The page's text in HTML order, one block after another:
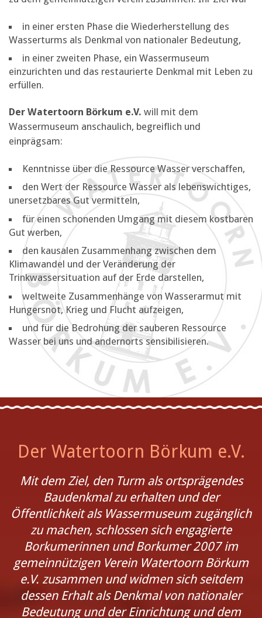
in einer ersten Phase die Wiederherstellung des
Wasserturms als Denkmal von nationaler Bedeutung,
in einer zweiten Phase, ein Wassermuseum
einzurichten und das restaurierte Denkmal mit Leben zu
erfüllen.
Der Watertoorn Börkum e.V. will mit dem
Wassermuseum anschaulich, begreiflich und
einprägsam:
Kenntnisse über die Ressource Wasser verschaffen,
den Wert der Ressource Wasser als lebenswichtiges,
unersetzbares Gut vermitteln,
für einen schonenden Umgang mit diesem kostbaren
Gut werben,
den kausalen Zusammenhang zwischen dem
Klimawandel und der Veränderung der
Trinkwassersituation auf der Erde darstellen,
weltweite Zusammenhänge von Wasserarmut mit
Hungersnot, Krieg und Flucht aufzeigen,
und für die Bedrohung der sauberen Ressource
Wasser bei uns und andernorts sensibilisieren.
Der Watertoorn Börkum e.V.
Mit dem Ziel, den Turm als ortsprägendes
Baudenkmal zu erhalten und der
Öffentlichkeit als Wassermuseum zugänglich
zu machen, schlossen sich engagierte
Borkumerinnen und Borkumer 2007 im
gemeinnützigen Verein Watertoorn Börkum
e.V. zusammen und widmen sich seitdem
dessen Erhalt als Denkmal von nationaler
Bedeutung und der Einrichtung und dem